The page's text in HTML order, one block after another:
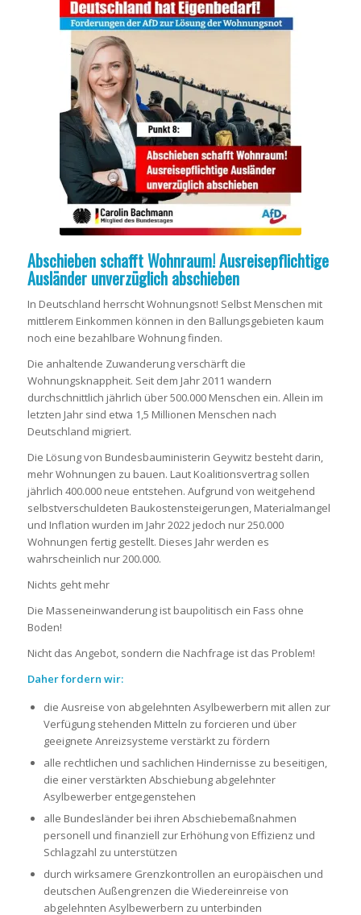
Abschieben schafft Wohnraum! Ausreisepflichtige
Ausländer unverzüglich abschieben
In Deutschland herrscht Wohnungsnot! Selbst Menschen mit
mittlerem Einkommen können in den Ballungsgebieten kaum
noch eine bezahlbare Wohnung finden.
Die anhaltende Zuwanderung verschärft die
Wohnungsknappheit. Seit dem Jahr 2011 wandern
durchschnittlich jährlich über 500.000 Menschen ein. Allein im
letzten Jahr sind etwa 1,5 Millionen Menschen nach
Deutschland migriert.
Die Lösung von Bundesbauministerin Geywitz besteht darin,
mehr Wohnungen zu bauen. Laut Koalitionsvertrag sollen
jährlich 400.000 neue entstehen. Aufgrund von weitgehend
selbstverschuldeten Baukostensteigerungen, Materialmangel
und Inflation wurden im Jahr 2022 jedoch nur 250.000
Wohnungen fertig gestellt. Dieses Jahr werden es
wahrscheinlich nur 200.000.
Nichts geht mehr
Die Masseneinwanderung ist baupolitisch ein Fass ohne
Boden!
Nicht das Angebot, sondern die Nachfrage ist das Problem!
Daher fordern wir:
die Ausreise von abgelehnten Asylbewerbern mit allen zur
Verfügung stehenden Mitteln zu forcieren und über
geeignete Anreizsysteme verstärkt zu fördern
alle rechtlichen und sachlichen Hindernisse zu beseitigen,
die einer verstärkten Abschiebung abgelehnter
Asylbewerber entgegenstehen
alle Bundesländer bei ihren Abschiebemaßnahmen
personell und finanziell zur Erhöhung von Effizienz und
Schlagzahl zu unterstützen
durch wirksamere Grenzkontrollen an europäischen und
deutschen Außengrenzen die Wiedereinreise von
abgelehnten Asylbewerbern zu unterbinden